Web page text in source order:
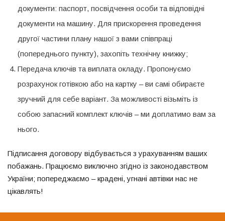
документи: паспорт, посвідчення особи та відповідні
документи на машину. Для прискорення проведення
другої частини плану нашої з вами співпраці
(попереднього пункту), захопіть технічну книжку;
Передача ключів та виплата окладу. Пропонуємо
розрахунок готівкою або на картку – ви самі обираєте
зручний для себе варіант. За можливості візьміть із
собою запасний комплект ключів – ми доплатимо вам за
нього.
Підписання договору відбувається з урахуванням ваших
побажань. Працюємо виключно згідно із законодавством
України; попереджаємо – крадені, угнані автівки нас не
цікавлять!